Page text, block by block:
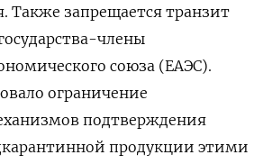
Также запрещается транзит
члены
союза (ЕАЭС).
ограничение
подтверждения
продукции этими